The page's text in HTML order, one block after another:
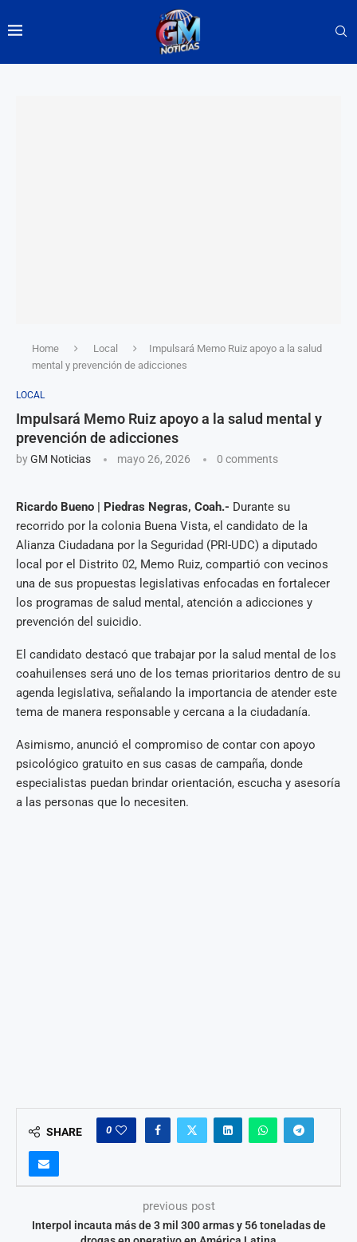
Home Local
Impulsará Memo Ruiz apoyo a la salud
mental y prevención de adicciones
LOCAL
Impulsará Memo Ruiz apoyo a la salud mental y
prevención de adicciones
byGM Noticias mayo 26, 2026 0 comments
Ricardo Bueno | Piedras Negras, Coah.- Durante su
recorrido por la colonia Buena Vista, el candidato de la
Alianza Ciudadana por la Seguridad (PRI-UDC) a diputado
local por el Distrito 02, Memo Ruiz, compartió con vecinos
una de sus propuestas legislativas enfocadas en fortalecer
los programas de salud mental, atención a adicciones y
prevención del suicidio.
El candidato destacó que trabajar por la salud mental de los
coahuilenses será uno de los temas prioritarios dentro de su
agenda legislativa, señalando la importancia de atender este
tema de manera responsable y cercana a la ciudadanía.
Asimismo, anunció el compromiso de contar con apoyo
psicológico gratuito en sus casas de campaña, donde
especialistas puedan brindar orientación, escucha y asesoría
a las personas que lo necesiten.
SHARE 0
previous post
Interpol incauta más de 3 mil 300 armas y 56 toneladas de